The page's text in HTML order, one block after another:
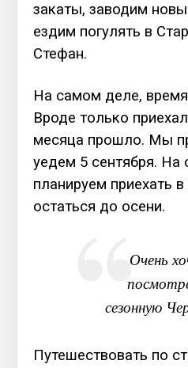
закаты, заводим
ездим погулять в
Стефан.
На самом деле,
Вроде только
месяца прошло. Мы
уедем 5 сентября.
планируем приехать
остаться до осени.
Очень
сезонную
Путешествовать по